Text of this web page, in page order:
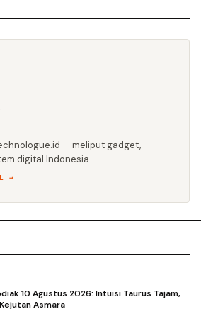
— meliput gadget,
digital Indonesia.
→
10 Agustus 2026: Intuisi Taurus Tajam,
Asmara